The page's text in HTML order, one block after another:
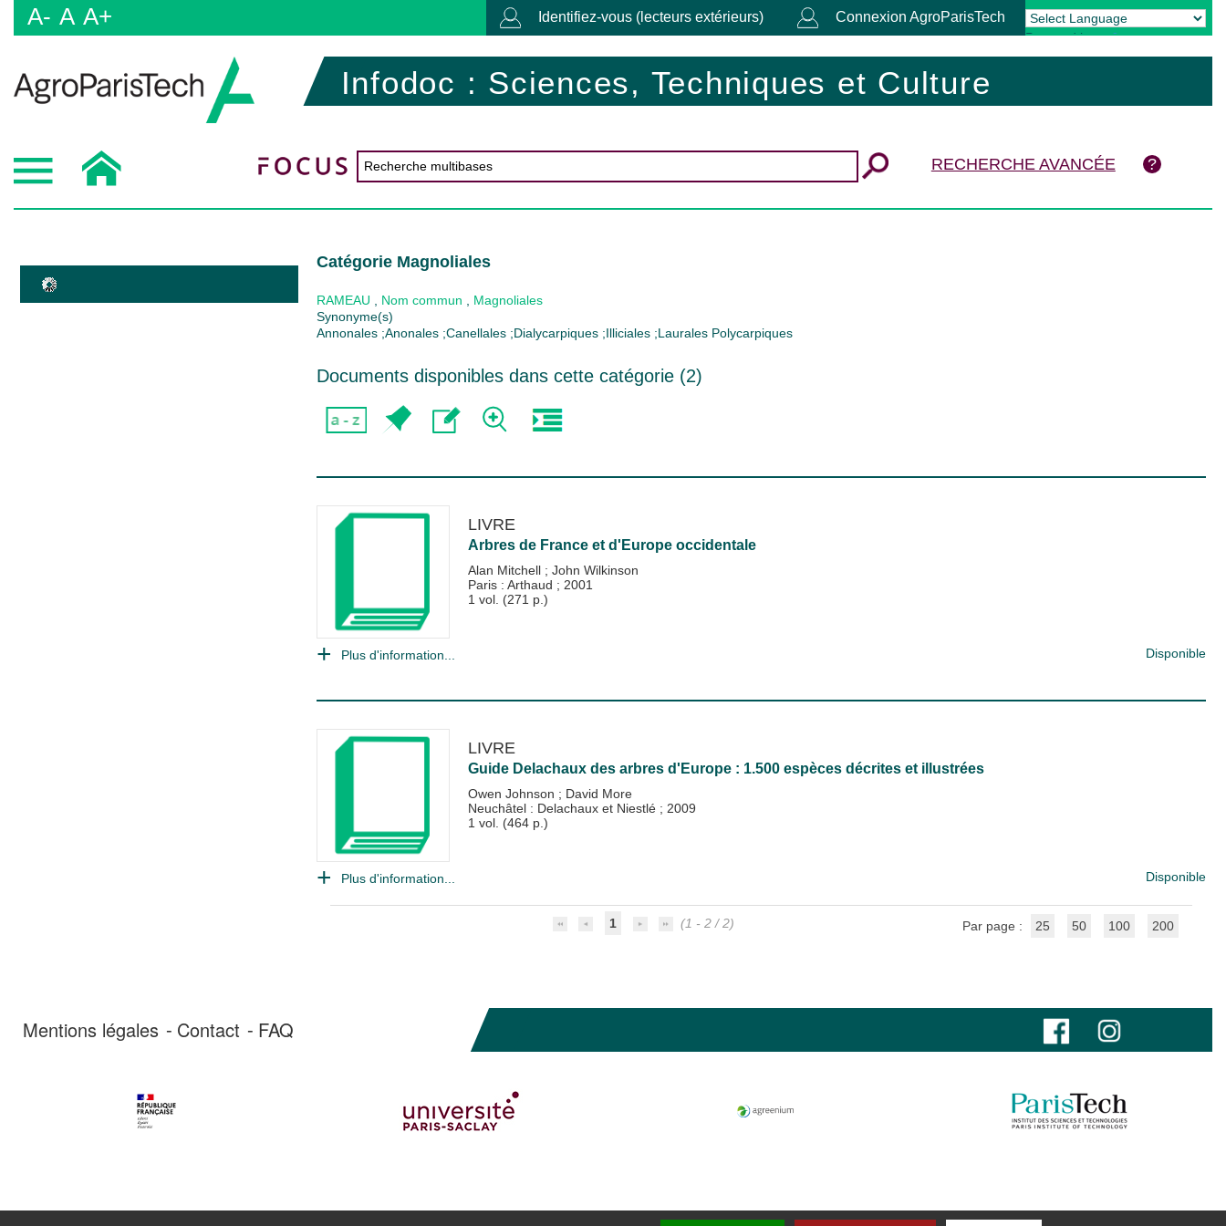
A- A A+ Identifiez-vous (lecteurs extérieurs) Connexion AgroParisTech
Powered by Translate
Infodoc : Sciences, Techniques et Culture
RECHERCHE AVANCÉE
Catégorie Magnoliales
RAMEAU Nom commun
Magnoliales
Synonyme(s)
Annonales ;Anonales ;Canellales ;Dialycarpiques ;Illiciales ;Laurales Polycarpiques
Documents disponibles dans cette catégorie (2)
LIVRE
Arbres de France et d'Europe occidentale
Alan Mitchell ; John Wilkinson
Paris : Arthaud ; 2001
1 vol. (271 p.)
Plus d'information... Disponible
LIVRE
Guide Delachaux des arbres d'Europe : 1.500 espèces décrites et illustrées
Owen Johnson ; David More
Neuchâtel : Delachaux et Niestlé ; 2009
1 vol. (464 p.)
Plus d'information... Disponible
1 (1 - 2 / 2) Par page : 25 50 100 200
Mentions légales Contact FAQ